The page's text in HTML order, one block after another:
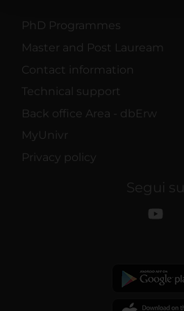
PhD Programmes
Master and Post Lauream
Contact information
Technical support
Back office Area - dbErw
MyUnivr
Privacy policy
Segui su